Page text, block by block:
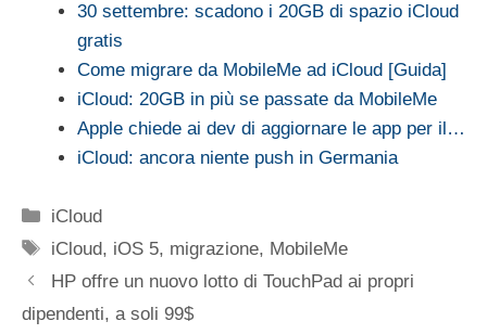
30 settembre: scadono i 20GB di spazio iCloud
gratis
Come migrare da MobileMe ad iCloud [Guida]
iCloud: 20GB in più se passate da MobileMe
Apple chiede ai dev di aggiornare le app per il…
iCloud: ancora niente push in Germania
Categorie
iCloud
Tag
iCloud, iOS 5, migrazione, MobileMe
HP offre un nuovo lotto di TouchPad ai propri
dipendenti, a soli 99$